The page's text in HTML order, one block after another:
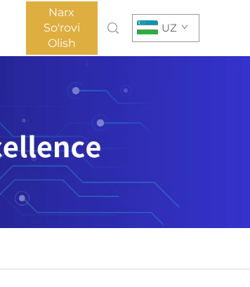
Narx
So'rovi
Olish
UZ